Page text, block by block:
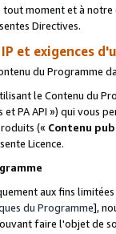
moment et à
Directives.
IP et exigences
du Programme
le Contenu du
et PA API ») qui vous
(« Contenu
Licence.
aux fins
du Programme],
faire l'objet de